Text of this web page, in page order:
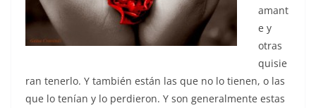
amant
e y
otras
quisie
ran tenerlo. Y también están las que no lo tienen, o las
que lo tenían y lo perdieron. Y son generalmente estas